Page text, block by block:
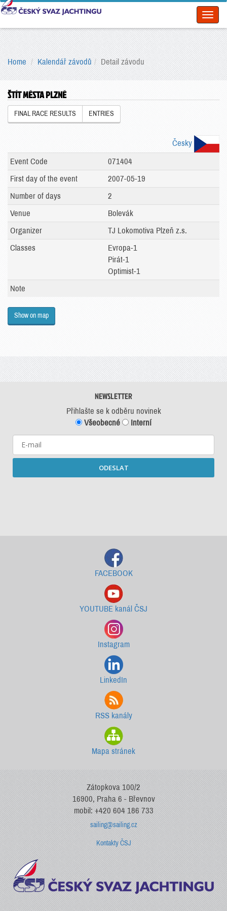
Home Kalendář závodů Detail závodu
ŠTÍT MĚSTA PLZNĚ
FINAL RACE RESULTS ENTRIES
Česky
Event Code
071404
First day of the event
2007-05-19
Number of days
2
Venue
Bolevák
Organizer
TJ Lokomotiva Plzeň z.s.
Classes
Evropa-1
Pirát-1
Optimist-1
Note
Show on map
NEWSLETTER
Přihlašte se k odběru novinek
Všeobecné
Interní
ODESLAT
FACEBOOK
YOUTUBE kanál ČSJ
Instagram
LinkedIn
RSS kanály
Mapa stránek
Zátopkova 100/2
16900, Praha 6 - Břevnov
mobil: +420 604 186 733
sailing@sailing.cz
Kontakty ČSJ